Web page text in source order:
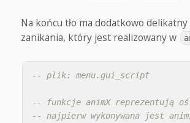
Na końcu tło ma dodatkowo
zanikania, który jest realizowany w
-- plik: menu.gui_script
-- funkcje animX reprezentują oś
-- najpierw wykonywana jest